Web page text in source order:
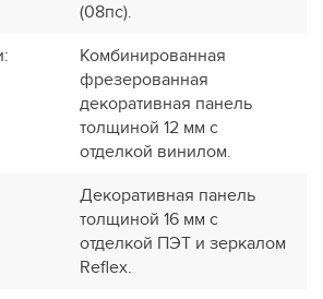
(08пс).
:
Комбинированная
фрезерованная
декоративная панель
толщиной 12 мм с
отделкой винилом.
Декоративная панель
толщиной 16 мм с
отделкой ПЭТ и зеркалом
Reflex.